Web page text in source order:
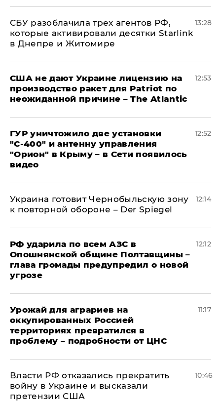
СБУ разоблачила трех агентов РФ,
которые активировали десятки Starlink
в Днепре и Житомире
13:28
США не дают Украине лицензию на
производство ракет для Patriot по
неожиданной причине – The Atlantic
12:53
ГУР уничтожило две установки
"С‑400" и антенну управления
"Орион" в Крыму – в Сети появилось
видео
12:52
Украина готовит Чернобыльскую зону
к повторной обороне – Der Spiegel
12:14
РФ ударила по всем АЗС в
Опошнянской общине Полтавщины –
глава громады предупредил о новой
угрозе
12:12
Урожай для аграриев на
оккупированных Россией
территориях превратился в
проблему – подробности от ЦНС
11:17
Власти РФ отказались прекратить
войну в Украине и высказали
претензии США
10:46